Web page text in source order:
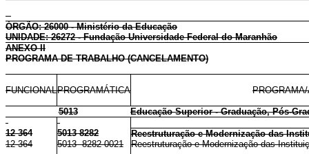
ÓRGÃO: 26000 - Ministério da Educação
UNIDADE: 26272 - Fundação Universidade Federal do Maranhão
ANEXO II
PROGRAMA DE TRABALHO (CANCELAMENTO)
FUNCIONALPROGRAMÁTICA
5013 Educação Superior - Graduação, Pós-
12 364 5013 8282
Reestruturação e Modernização das
12 364
5013 8282 0021 Reestruturação e Modernização das